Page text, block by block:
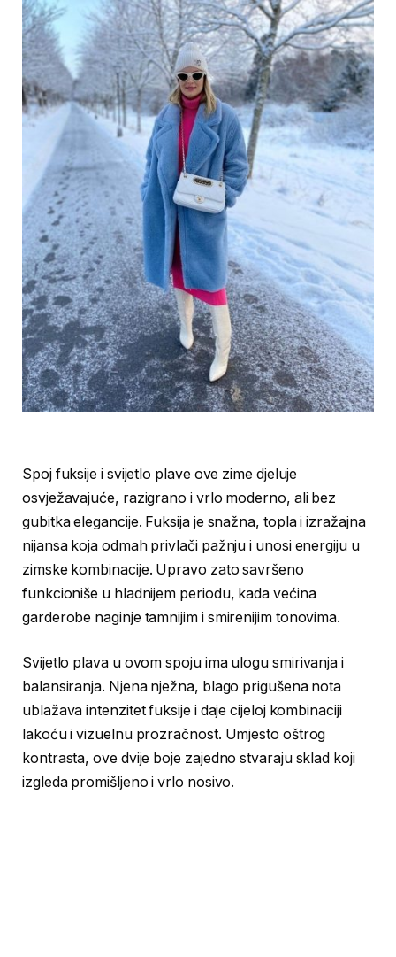
Spoj fuksije i svijetlo plave ove zime djeluje
osvježavajuće, razigrano i vrlo moderno, ali bez
gubitka elegancije. Fuksija je snažna, topla i izražajna
nijansa koja odmah privlači pažnju i unosi energiju u
zimske kombinacije. Upravo zato savršeno
funkcioniše u hladnijem periodu, kada većina
garderobe naginje tamnijim i smirenijim tonovima.
Svijetlo plava u ovom spoju ima ulogu smirivanja i
balansiranja. Njena nježna, blago prigušena nota
ublažava intenzitet fuksije i daje cijeloj kombinaciji
lakoću i vizuelnu prozračnost. Umjesto oštrog
kontrasta, ove dvije boje zajedno stvaraju sklad koji
izgleda promišljeno i vrlo nosivo.